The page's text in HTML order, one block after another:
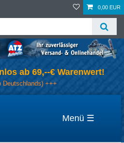
0,00 EUR
ab 69,--€ Warenwert!
Deutschlands) +++
☰